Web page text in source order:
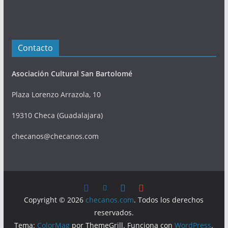
Contacto
Asociación Cultural San Bartolomé
Plaza Lorenzo Arrazola, 10
19310 Checa (Guadalajara)
checanos@checanos.com
Copyright © 2026 checanos.com. Todos los derechos
reservados.
Tema: ColorMag por ThemeGrill. Funciona conWordPress.